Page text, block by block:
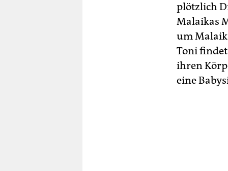
plötzlich
Malaikas
um
Toni
ihren
eine